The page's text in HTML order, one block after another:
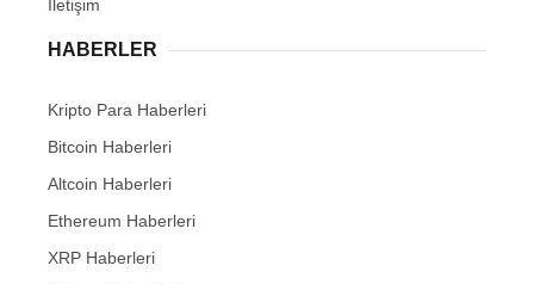
İletişim
HABERLER
Kripto Para Haberleri
Bitcoin Haberleri
Altcoin Haberleri
Ethereum Haberleri
XRP Haberleri